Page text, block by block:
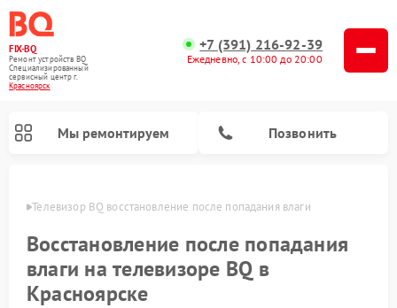
FIX-BQ
Ремонт устройств BQ
Специализированный
cервисный центр г.
Красноярск
+7 (391) 216-92-39
Ежедневно, с 10:00 до 20:00
Мы ремонтируем Позвонить
Телевизор BQ восстановление после попадания влаги
Восстановление после попадания
влаги на телевизоре BQ в
Красноярске